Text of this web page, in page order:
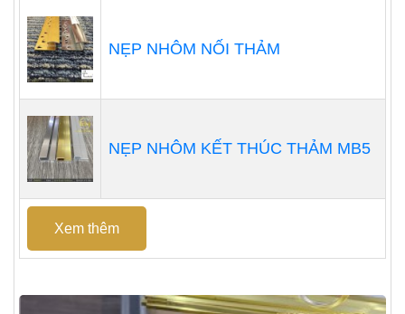
NẸP NHÔM NỐI THẢM
NẸP NHÔM KẾT THÚC THẢM MB5
Xem thêm